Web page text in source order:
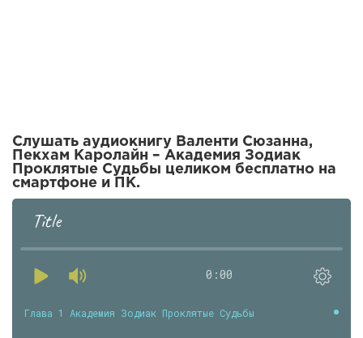
Слушать аудиокнигу Валенти Сюзанна,
Пекхам Каролайн – Академия Зодиак
Проклятые Судьбы целиком бесплатно на
смартфоне и ПК.
Title
0:00
Глава 1 Академия Зодиак Проклятые Судьбы